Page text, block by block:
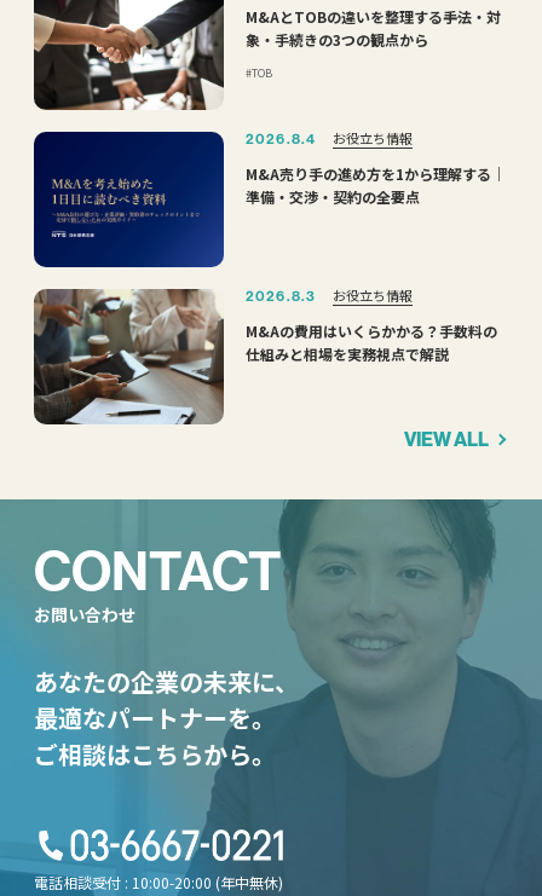
M&AとTOBの違いを整理する――手法・対
象・手続きの3つの観点から
TOB
2026.8.4 お役立ち情報
M&A売り手の進め方を1から理解する｜
準備・交渉・契約の全要点
2026.8.3 お役立ち情報
M&Aの費用はいくらかかる？手数料の
仕組みと相場を実務視点で解説
VIEW ALL
CONTACT
お問い合わせ
あなたの企業の未来に、
最適なパートナーを。
ご相談はこちらから。
電話相談受付 : 10:00-20:00 (年中無休)